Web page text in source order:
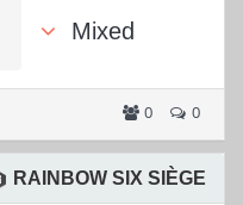
Mixed
0 0
RAINBOW SIX SIÈGE